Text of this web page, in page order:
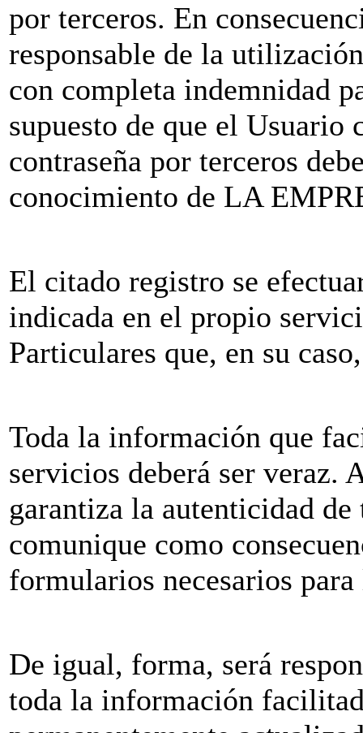
por terceros. En
responsable de la
con completa indemnidad
supuesto de que el Usuario
contraseña por terceros
conocimiento de LA
El citado registro se
indicada en el propio
Particulares que, en su
Toda la información que
servicios deberá ser veraz.
garantiza la autenticidad
comunique como
formularios necesarios
De igual, forma, será
toda la información